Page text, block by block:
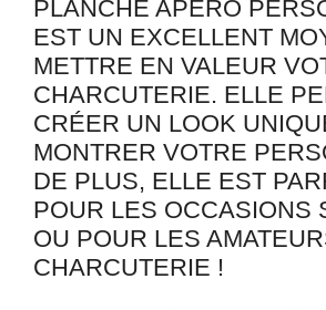
PLANCHE APÉRO
EST UN EXCELLENT
METTRE EN VALEUR
CHARCUTERIE. ELLE
CRÉER UN LOOK
MONTRER VOTRE
DE PLUS, ELLE EST
POUR LES OCCASIONS
OU POUR LES
CHARCUTERIE !